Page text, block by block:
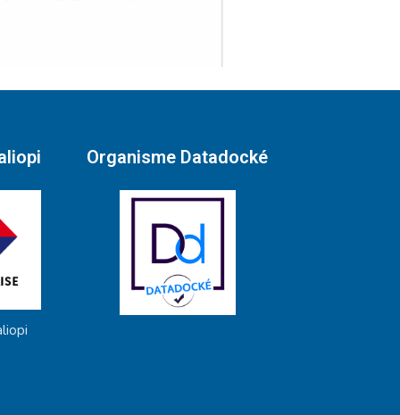
Organisme Datadocké